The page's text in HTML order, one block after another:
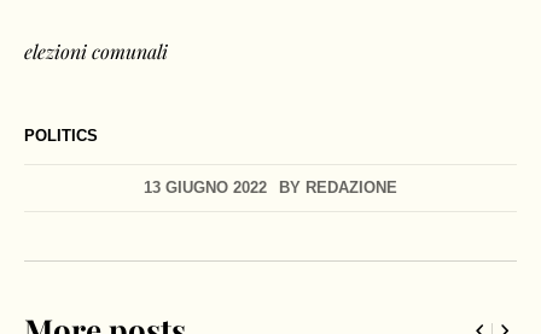
POLITICS
13 GIUGNO 2022 BY REDAZIONE
elezioni comunali